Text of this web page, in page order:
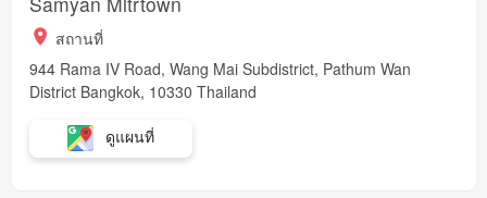
สถานที่
944 Rama IV Road, Wang Mai Subdistrict, Pathum Wan
District Bangkok, 10330 Thailand
ดูแผนที่